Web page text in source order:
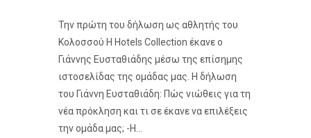
Την πρώτη του δήλωση ως αθλητής του
Κολοσσού H Hotels Collection έκανε ο
Γιάννης Ευσταθιάδης μέσω της επίσημης
ιστοσελίδας της ομάδας μας. Η δήλωση
του Γιάννη Ευσταθιάδη: Πώς νιώθεις για τη
νέα πρόκληση και τι σε έκανε να επιλέξεις
την ομάδα μας; -Η...